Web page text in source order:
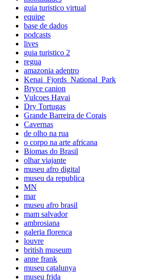
guia turistico virtual
equipe
base de dados
podcasts
lives
guia turistico 2
regua
amazonia adentro
Kenai_Fjords_National_Park
Bryce canion
Vulcoes Havai
Dry Tortugas
Grande Barreira de Corais
Cavernas
de olho na rua
o corpo na arte africana
Biomas do Brasil
olhar viajante
museu afro digital
museu da republica
MN
mar
museu afro brasil
mam salvador
ambrosiana
galeria florenca
louvre
british museum
anne frank
museu catalunya
museu frida